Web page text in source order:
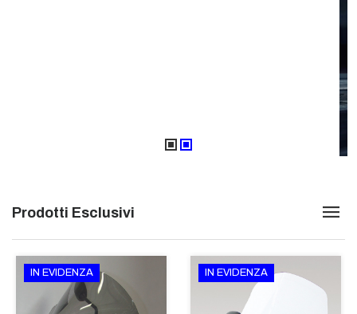
Prodotti Esclusivi
IN EVIDENZA IN EVIDENZA